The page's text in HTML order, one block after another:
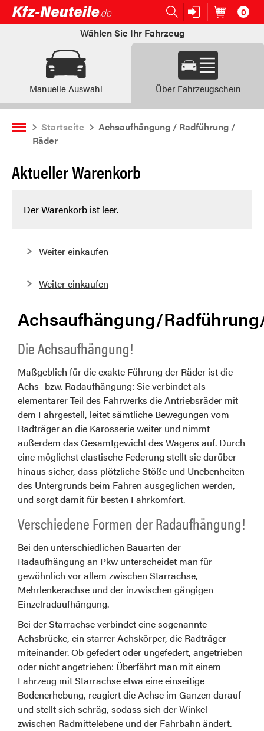
Open submenu (Ersatzteile:)
Ersatzteile: Artikel im
0
Wählen Sie Ihr Fahrzeug
Manuelle Auswahl Über Fahrzeugschein
Startseite
Achsaufhängung / Radführung /
Räder
Aktueller Warenkorb
Der Warenkorb ist leer.
Weiter einkaufen
Weiter einkaufen
Achsaufhängung/
Die Achsaufhängung!
Maßgeblich für die exakte Führung der Räder ist die
Achs- bzw. Radaufhängung: Sie verbindet als
elementarer Teil des Fahrwerks die Antriebsräder mit
dem Fahrgestell, leitet sämtliche Bewegungen vom
Radträger an die Karosserie weiter und nimmt
außerdem das Gesamtgewicht des Wagens auf. Durch
eine möglichst elastische Federung stellt sie darüber
hinaus sicher, dass plötzliche Stöße und Unebenheiten
des Untergrunds beim Fahren ausgeglichen werden,
und sorgt damit für besten Fahrkomfort.
Verschiedene Formen der Radaufhängung!
Bei den unterschiedlichen Bauarten der
Radaufhängung an Pkw unterscheidet man für
gewöhnlich vor allem zwischen Starrachse,
Mehrlenkerachse und der inzwischen gängigen
Einzelradaufhängung.
Bei der Starrachse verbindet eine sogenannte
Achsbrücke, ein starrer Achskörper, die Radträger
miteinander. Ob gefedert oder ungefedert, angetrieben
oder nicht angetrieben: Überfährt man mit einem
Fahrzeug mit Starrachse etwa eine einseitige
Bodenerhebung, reagiert die Achse im Ganzen darauf
und stellt sich schräg, sodass sich der Winkel
zwischen Radmittelebene und der Fahrbahn ändert.